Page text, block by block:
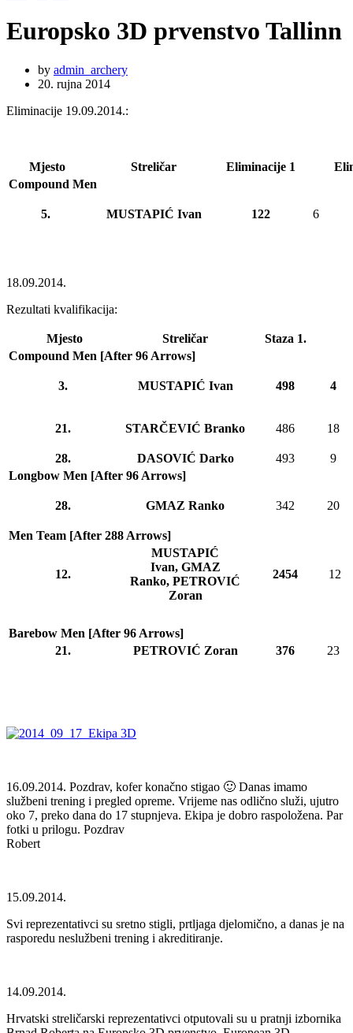
Europsko 3D prvenstvo Tallinn
by admin_archery
20. rujna 2014
Eliminacije 19.09.2014.:
Mjesto Streličar Eliminacije 1
Compound Men
5. MUSTAPIĆ Ivan 122 6
18.09.2014.
Rezultati kvalifikacija:
Mjesto Streličar
Staza 1.
Compound Men [After 96 Arrows]
3. MUSTAPIĆ Ivan 498 4
21. STARČEVIĆ Branko 486 18
28. DASOVIĆ Darko 493
9
Longbow Men [After 96 Arrows]
28. GMAZ Ranko 342 20
Men Team [After 288 Arrows]
12.
MUSTAPIĆ
Ivan, GMAZ
Ranko, PETROVIĆ
Zoran
2454 12
Barebow Men [After 96 Arrows]
21.
PETROVIĆ Zoran 376 23
16.09.2014. Pozdrav, kofer konačno stigao 🙂 Danas imamo
službeni trening i pregled opreme. Vrijeme nas odlično služi, ujutro
oko 7, preko dana do 17 stupnjeva. Ekipa je dobro raspoložena. Par
fotki u prilogu. Pozdrav
Robert
15.09.2014.
Svi reprezentativci su sretno stigli, prtljaga djelomično, a danas je na
rasporedu neslužbeni trening i akreditiranje.
14.09.2014.
Hrvatski streličarski reprezentativci otputovali su u pratnji izbornika